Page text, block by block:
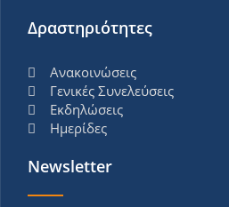
Δραστηριότητες
Ανακοινώσεις
Γενικές Συνελεύσεις
Εκδηλώσεις
Ημερίδες
Newsletter